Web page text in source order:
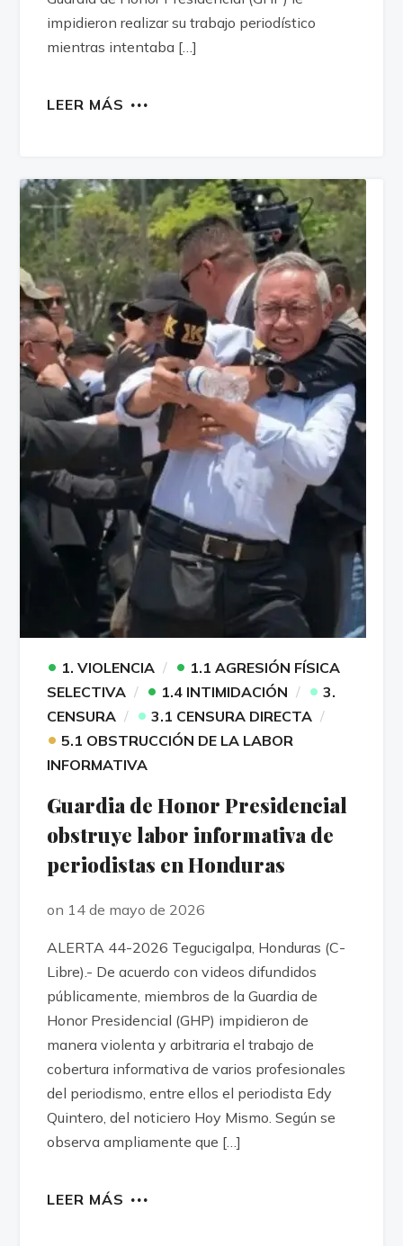
impidieron realizar su trabajo periodístico
mientras intentaba […]
LEER MÁS
• 1. VIOLENCIA • 1.1 AGRESIÓN FÍSICA
SELECTIVA
• 1.4 INTIMIDACIÓN • 3.
CENSURA
• 3.1 CENSURA DIRECTA
• 5.1 OBSTRUCCIÓN DE LA LABOR
INFORMATIVA
Guardia de Honor Presidencial
obstruye labor informativa de
periodistas en Honduras
on 14 de mayo de 2026
ALERTA 44-2026 Tegucigalpa, Honduras (C-
Libre).- De acuerdo con videos difundidos
públicamente, miembros de la Guardia de
Honor Presidencial (GHP) impidieron de
manera violenta y arbitraria el trabajo de
cobertura informativa de varios profesionales
del periodismo, entre ellos el periodista Edy
Quintero, del noticiero Hoy Mismo. Según se
observa ampliamente que […]
LEER MÁS